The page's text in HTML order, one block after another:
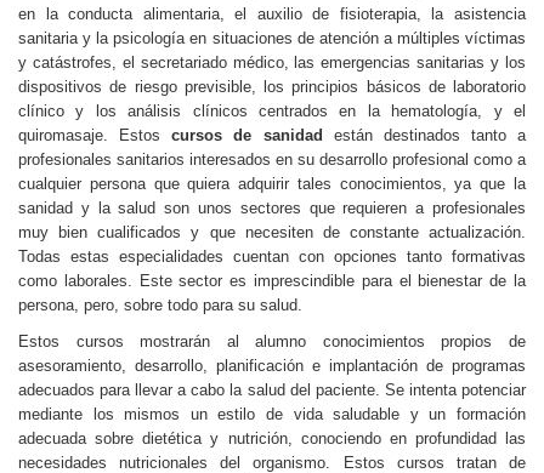
en la conducta alimentaria, el auxilio de fisioterapia, la asistencia
sanitaria y la psicología en situaciones de atención a múltiples víctimas
y catástrofes, el secretariado médico, las emergencias sanitarias y los
dispositivos de riesgo previsible, los principios básicos de laboratorio
clínico y los análisis clínicos centrados en la hematología, y el
quiromasaje. Estoscursos de sanidad están destinados tanto a
profesionales sanitarios interesados en su desarrollo profesional como a
cualquier persona que quiera adquirir tales conocimientos, ya que la
sanidad y la salud son unos sectores que requieren a profesionales
muy bien cualificados y que necesiten de constante actualización.
Todas estas especialidades cuentan con opciones tanto formativas
como laborales. Este sector es imprescindible para el bienestar de la
persona, pero, sobre todo para su salud.
Estos cursos mostrarán al alumno conocimientos propios de
asesoramiento, desarrollo, planificación e implantación de programas
adecuados para llevar a cabo la salud del paciente. Se intenta potenciar
mediante los mismos un estilo de vida saludable y un formación
adecuada sobre dietética y nutrición, conociendo en profundidad las
necesidades nutricionales del organismo. Estos cursos tratan de